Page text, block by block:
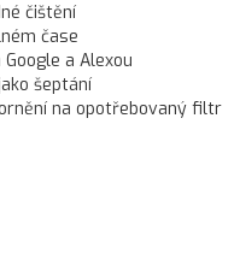
čištění
čase
a Alexou
šeptání
na opotřebovaný filtr